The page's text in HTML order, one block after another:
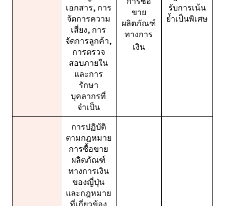
เอกสาร, การ
จัดการความ
เสี่ยง, การ
จัดการลูกค้า,
การตรวจ
สอบภายใน
และการ
รักษา
บุคลากรที่
จำเป็น
ขาย
ผลิตภัณฑ์
ทางการ
เงิน
รับการเน้น
ย้ำเป็นพิเศษ
การปฏิบัติ
ตามกฎหมาย
การซื้อขาย
ผลิตภัณฑ์
ทางการเงิน
ของญี่ปุ่น
และกฎหมาย
ที่เกี่ยวข้อง